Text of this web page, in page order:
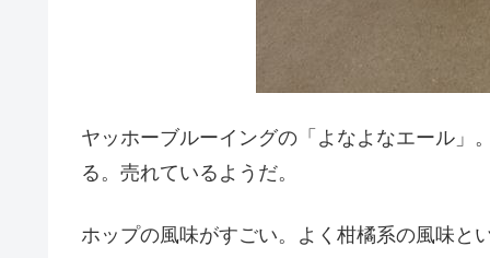
ヤッホーブルーイングの「よなよなエール」
る。売れているようだ。
ホップの風味がすごい。よく柑橘系の風味と